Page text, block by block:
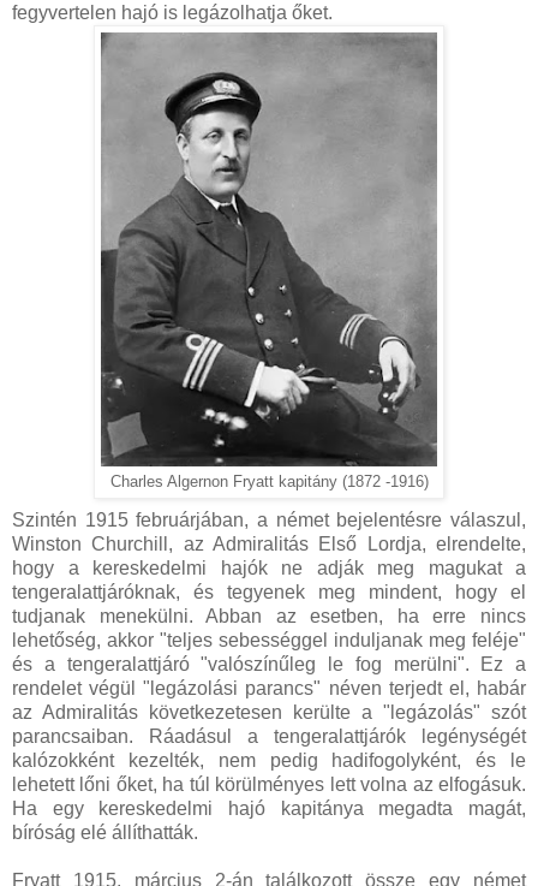
fegyvertelen hajó is legázolhatja őket.
Charles Algernon Fryatt kapitány (1872 -1916)
Szintén 1915 februárjában, a német bejelentésre válaszul,
Winston Churchill, az Admiralitás Első Lordja, elrendelte,
hogy a kereskedelmi hajók ne adják meg magukat a
tengeralattjáróknak, és tegyenek meg mindent, hogy el
tudjanak menekülni. Abban az esetben, ha erre nincs
lehetőség, akkor "teljes sebességgel induljanak meg feléje"
és a tengeralattjáró "valószínűleg le fog merülni". Ez a
rendelet végül "legázolási parancs" néven terjedt el, habár
az Admiralitás következetesen kerülte a "legázolás" szót
parancsaiban. Ráadásul a tengeralattjárók legénységét
kalózokként kezelték, nem pedig hadifogolyként, és le
lehetett lőni őket, ha túl körülményes lett volna az elfogásuk.
Ha egy kereskedelmi hajó kapitánya megadta magát,
bíróság elé állíthatták.
Fryatt 1915. március 2-án találkozott össze egy német